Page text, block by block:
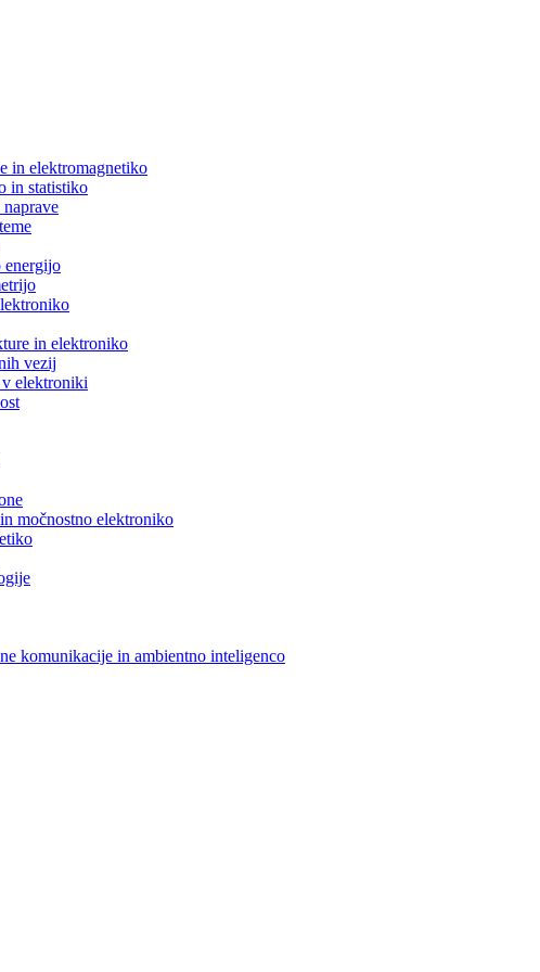
in elektromagnetiko
in statistiko
energijo
in elektroniko
vezij
elektroniki
močnostno elektroniko
komunikacije in ambientno inteligenco